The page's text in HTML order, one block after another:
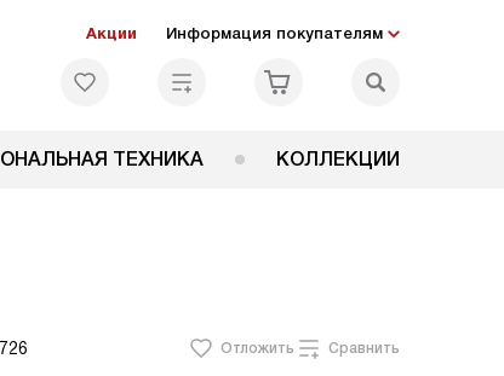
Акции Информация покупателям
ТЕХНИКА КОЛЛЕКЦИИ
Отложить Сравнить